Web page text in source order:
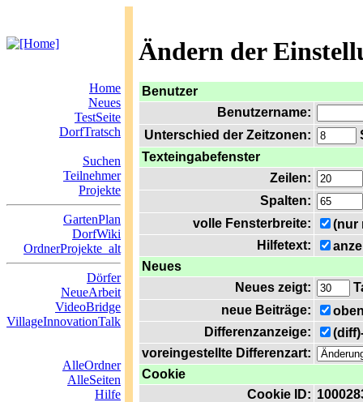
Ändern der
Home
Neues
TestSeite
DorfTratsch
Suchen
Teilnehmer
Projekte
GartenPlan
DorfWiki
OrdnerProjekte_alt
Dörfer
NeueArbeit
VideoBridge
VillageInnovationTalk
AlleOrdner
AlleSeiten
Hilfe
Benutzer
Benutzername:
Unterschied der Zeitzonen:
Texteingabefenster
Zeilen:
Spalten:
volle Fensterbreite:
(nur
Hilfetext:
Neues
Neues zeigt:
neue Beiträge:
Differenzanzeige:
voreingestellte Differenzart:
Cookie
Cookie ID: